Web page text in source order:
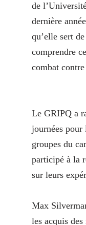
de
dernière
qu’elle sert
comprendre
combat
Le GRIPQ a
journées pour
groupes du
participé à la
sur leurs
Max
les acquis